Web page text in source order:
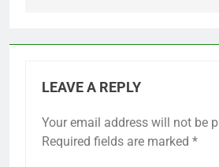
LEAVE A REPLY
Your email address will not be
Required fields are marked *